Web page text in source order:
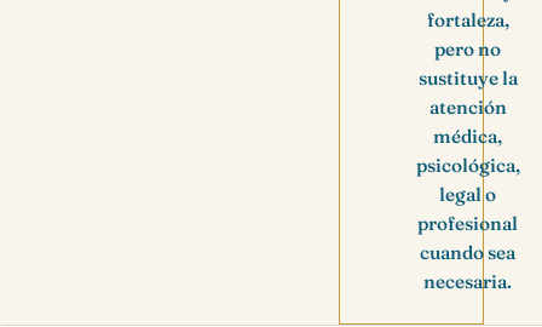
fortaleza,
pero no
sustituye la
atención
médica,
psicológica,
legal o
profesional
cuando sea
necesaria.